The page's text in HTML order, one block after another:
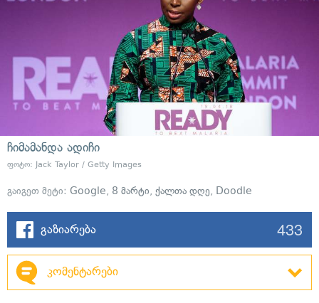
ჩიმამანდა ადიჩი
ფოტო: Jack Taylor / Getty Images
გაიგეთ მეტი: Google, 8 მარტი, ქალთა დღე, Doodle
გაზიარება 433
კომენტარები